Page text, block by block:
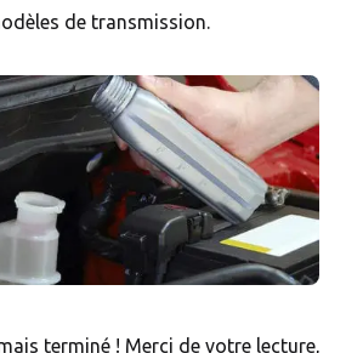
de transmission.
terminé ! Merci de votre lecture,